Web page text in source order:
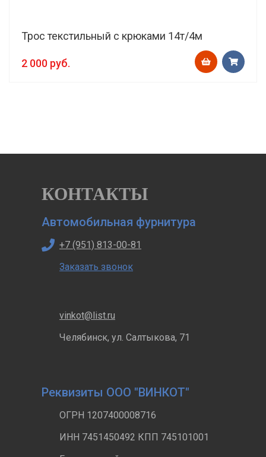
Трос текстильный с крюками 14т/4м
2 000 руб.
КОНТАКТЫ
Автомобильная фурнитура
+7 (951) 813-00-81
Заказать звонок
vinkot@list.ru
Челябинск, ул. Салтыкова, 71
Реквизиты ООО "ВИНКОТ"
ОГРН 1207400008716
ИНН 7451450492 КПП 745101001